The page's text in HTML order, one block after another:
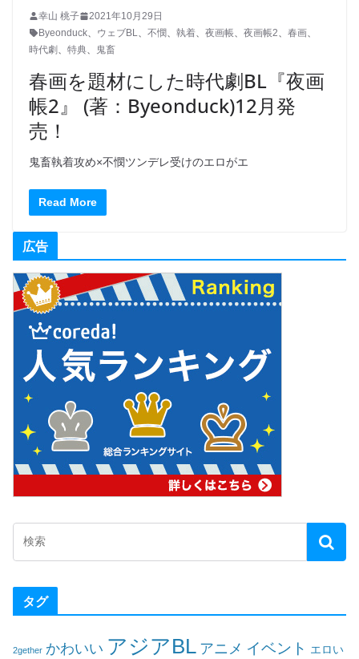
幸山 桃子
2021年10月29日
Byeonduck
ウェブBL 不憫 執着 夜画帳 夜画帳2 春画
時代劇
特典 鬼畜
春画を題材にした時代劇BL『夜画
帳2』 (著：Byeonduck)12月発
売！
鬼畜執着攻め×不憫ツンデレ受けのエロがエ
Read More
広告
タグ
2gether かわいい アジアBL アニメ イベント エロい